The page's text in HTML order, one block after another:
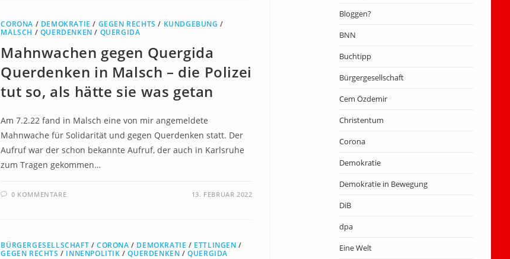
CORONA / DEMOKRATIE / GEGEN RECHTS / KUNDGEBUNG /
MALSCH / QUERDENKEN / QUERGIDA
Mahnwachen gegen Quergida
Querdenken in Malsch – die Polizei
tut so, als hätte sie was getan
Am 7.2.22 fand in Malsch eine von mir angemeldete
Mahnwache für Solidarität und gegen Querdenken statt. Der
Aufruf war der schon bekannte Aufruf, der auch in Karlsruhe
zum Tragen gekommen…
0 KOMMENTARE 13. FEBRUAR 2022
BÜRGERGESELLSCHAFT / CORONA / DEMOKRATIE / ETTLINGEN /
GEGEN RECHTS / INNENPOLITIK /QUERDENKEN /QUERGIDA
Bloggen?
BNN
Buchtipp
Bürgergesellschaft
Cem Özdemir
Christentum
Corona
Demokratie
Demokratie in Bewegung
DiB
dpa
Eine Welt